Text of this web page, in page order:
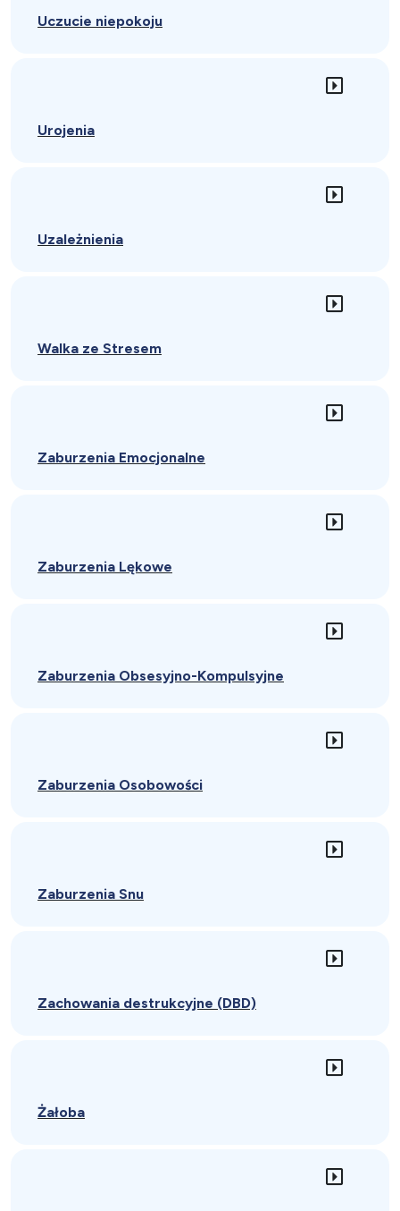
Uczucie niepokoju
Urojenia
Uzależnienia
Walka ze Stresem
Zaburzenia Emocjonalne
Zaburzenia Lękowe
Zaburzenia Obsesyjno-Kompulsyjne
Zaburzenia Osobowości
Zaburzenia Snu
Zachowania destrukcyjne (DBD)
Żałoba